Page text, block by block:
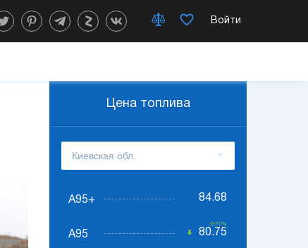
Войти
Цена топлива
А95+ 84.68
А95
-0.71%
80.75